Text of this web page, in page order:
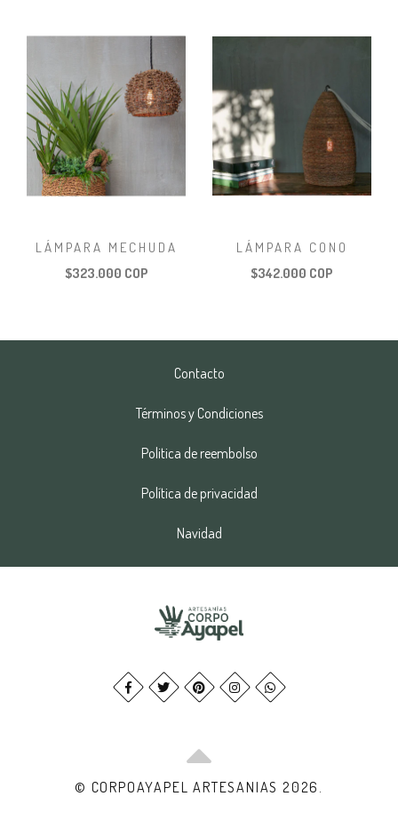
LÁMPARA MECHUDA
$323.000 COP
LÁMPARA CONO
$342.000 COP
Contacto
Términos y Condiciones
Politica de reembolso
Política de privacidad
Navidad
© CORPOAYAPEL ARTESANIAS 2026.